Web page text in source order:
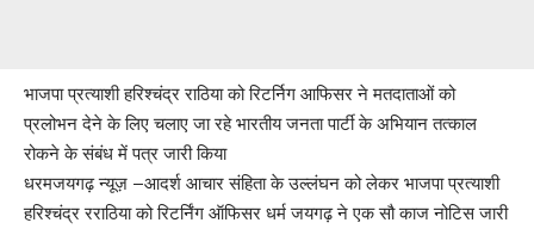
भाजपा प्रत्याशी हरिश्चंद्र राठिया को रिटर्निग आफिसर ने मतदाताओं को
प्रलोभन देने के लिए चलाए जा रहे भारतीय जनता पार्टी के अभियान तत्काल
रोकने के संबंध में पत्र जारी किया
धरमजयगढ़ न्यूज़ –आदर्श आचार संहिता के उल्लंघन को लेकर भाजपा प्रत्याशी
हरिश्चंद्र रराठिया को रिटर्निंग ऑफिसर धर्म जयगढ़ ने एक सौ काज नोटिस जारी